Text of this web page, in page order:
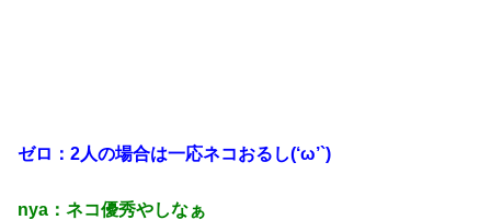
ゼロ：2人の場合は一応ネコおるし(‘ω’`)
nya：ネコ優秀やしなぁ